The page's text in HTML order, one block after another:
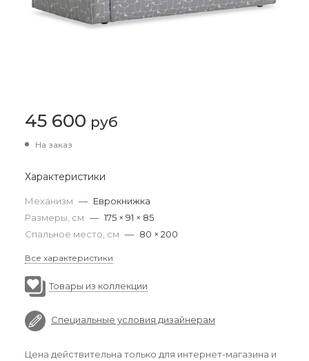
45 600 руб
На заказ
Характеристики
Механизм — Еврокнижка
Размеры, см — 175 × 91 × 85
Спальное место, см — 80 × 200
Все характеристики
Товары из коллекции
Специальные условия дизайнерам
Цена действительна только для интернет-магазина и